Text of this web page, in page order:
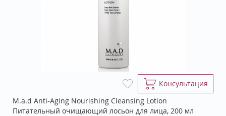
Консультация
M.a.d Anti-Aging Nourishing Cleansing Lotion
Питательный очищающий лосьон для лица, 200 мл